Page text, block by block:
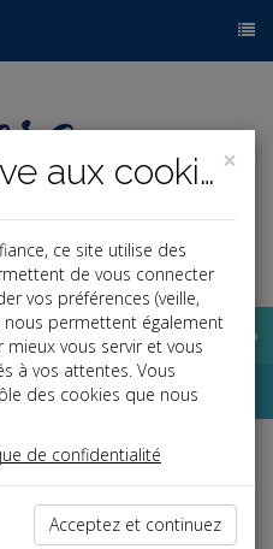
a
×
Politique relative aux cookies
ce site utilise des
de vous connecter
vos préférences (veille,
nous permettent également
vous servir et vous
à vos attentes. Vous
des cookies que nous
de confidentialité
Acceptez et continuez